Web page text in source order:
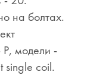
на болтах.
Р, модели -
single coil.